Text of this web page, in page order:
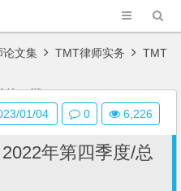
论文集 TMT律师实务 TMT
第22期）
年第四季度/总
01/04 0 6,226